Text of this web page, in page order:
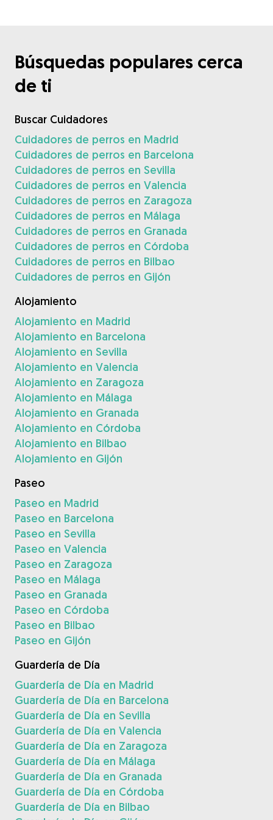
Búsquedas populares cerca
de ti
Buscar Cuidadores
Cuidadores de perros en Madrid
Cuidadores de perros en Barcelona
Cuidadores de perros en Sevilla
Cuidadores de perros en Valencia
Cuidadores de perros en Zaragoza
Cuidadores de perros en Málaga
Cuidadores de perros en Granada
Cuidadores de perros en Córdoba
Cuidadores de perros en Bilbao
Cuidadores de perros en Gijón
Alojamiento
Alojamiento en Madrid
Alojamiento en Barcelona
Alojamiento en Sevilla
Alojamiento en Valencia
Alojamiento en Zaragoza
Alojamiento en Málaga
Alojamiento en Granada
Alojamiento en Córdoba
Alojamiento en Bilbao
Alojamiento en Gijón
Paseo
Paseo en Madrid
Paseo en Barcelona
Paseo en Sevilla
Paseo en Valencia
Paseo en Zaragoza
Paseo en Málaga
Paseo en Granada
Paseo en Córdoba
Paseo en Bilbao
Paseo en Gijón
Guardería de Día
Guardería de Día en Madrid
Guardería de Día en Barcelona
Guardería de Día en Sevilla
Guardería de Día en Valencia
Guardería de Día en Zaragoza
Guardería de Día en Málaga
Guardería de Día en Granada
Guardería de Día en Córdoba
Guardería de Día en Bilbao